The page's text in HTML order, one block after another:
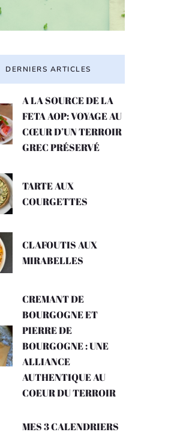
DERNIERS ARTICLES
A LA SOURCE DE LA
FETA AOP: VOYAGE AU
CŒUR D’UN TERROIR
GREC PRÉSERVÉ
TARTE AUX
COURGETTES
CLAFOUTIS AUX
MIRABELLES
CREMANT DE
BOURGOGNE ET
PIERRE DE
BOURGOGNE : UNE
ALLIANCE
AUTHENTIQUE AU
COEUR DU TERROIR
MES 3 CALENDRIERS